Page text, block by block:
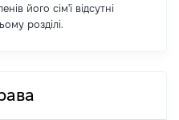
його сім'ї відсутні
розділі.